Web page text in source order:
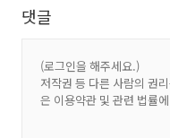
댓글